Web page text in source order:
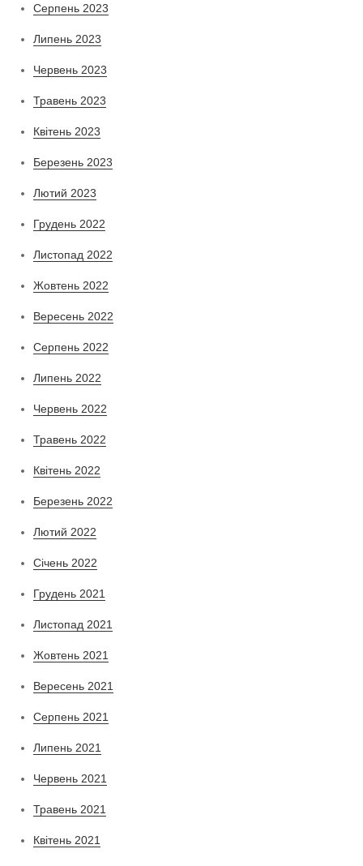
Серпень 2023
Липень 2023
Червень 2023
Травень 2023
Квітень 2023
Березень 2023
Лютий 2023
Грудень 2022
Листопад 2022
Жовтень 2022
Вересень 2022
Серпень 2022
Липень 2022
Червень 2022
Травень 2022
Квітень 2022
Березень 2022
Лютий 2022
Січень 2022
Грудень 2021
Листопад 2021
Жовтень 2021
Вересень 2021
Серпень 2021
Липень 2021
Червень 2021
Травень 2021
Квітень 2021